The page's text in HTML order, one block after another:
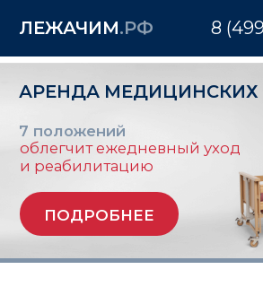
ЛЕЖАЧИМ.РФ 8 (499) 495-15-12
АРЕНДА МЕДИЦИНСКИХ КРОВАТЕЙ
ПОДРОБНЕЕ
7 положений
Главная - Статьи